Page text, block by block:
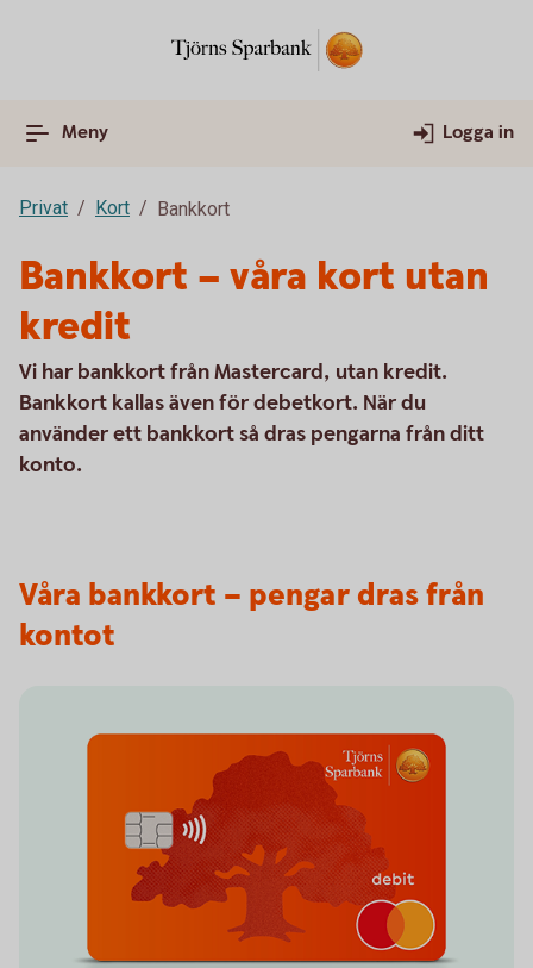
Meny Logga in
Privat Kort Bankkort
Bankkort – våra kort utan
kredit
Vi har bankkort från Mastercard, utan kredit.
Bankkort kallas även för debetkort. När du
använder ett bankkort så dras pengarna från ditt
konto.
Våra bankkort – pengar dras från
kontot